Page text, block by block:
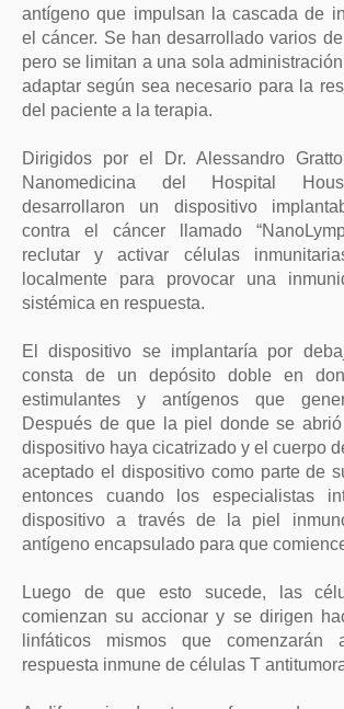
antígeno que impulsan la cascada de
el cáncer. Se han desarrollado varios
pero se limitan a una sola
adaptar según sea necesario para la
del paciente a la terapia.
Dirigidos por el Dr. Alessandro
Nanomedicina del Hospital
desarrollaron un dispositivo
contra el cáncer llamado
reclutar y activar células
localmente para provocar una
sistémica en respuesta.
El dispositivo se implantaría por
consta de un depósito doble en
estimulantes y antígenos que
Después de que la piel donde se
dispositivo haya cicatrizado y el cuerpo
aceptado el dispositivo como parte de
entonces cuando los especialistas
dispositivo a través de la piel
antígeno encapsulado para que
Luego de que esto sucede, las
comienzan su accionar y se dirigen
linfáticos mismos que comenzarán
respuesta inmune de células T